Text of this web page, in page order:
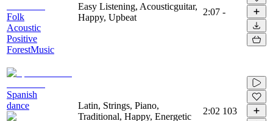
Folk
Acoustic
Positive
ForestMusic
Easy Listening, Acousticguitar,
Happy, Upbeat
2:07 -
Spanish
dance
Latin, Strings, Piano,
Traditional, Happy, Energetic
2:02 103